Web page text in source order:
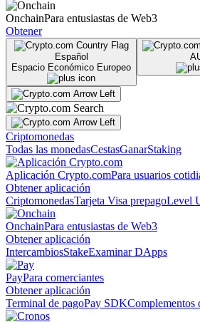
OnchainPara entusiastas de Web3
Obtener
Español
Espacio Económico Europeo
Criptomonedas
Todas las monedasCestasGanarStaking
Aplicación Crypto.comPara usuarios
Obtener aplicación
CriptomonedasTarjeta Visa prepagoLevel
OnchainPara entusiastas de Web3
Obtener aplicación
IntercambiosStakeExaminar DApps
PayPara comerciantes
Obtener aplicación
Terminal de pagoPay SDKComplementos